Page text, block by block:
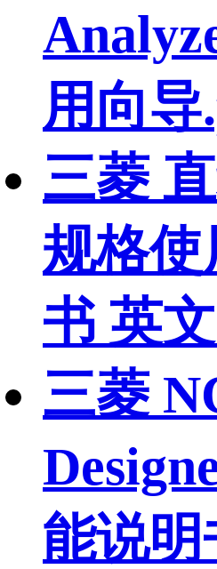
用向
三菱
规格使
书 英
三菱
能说